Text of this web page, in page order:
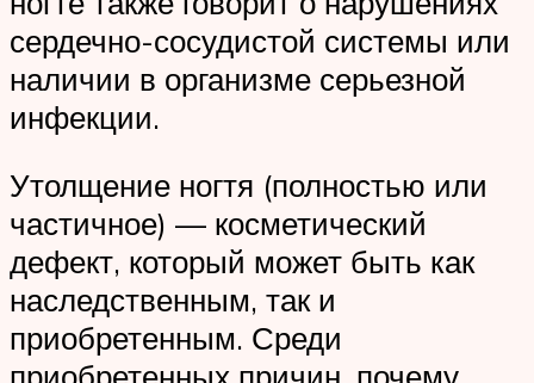
сердечно-сосудистой системы или
наличии в организме серьезной
инфекции.
Утолщение ногтя (полностью или
частичное) — косметический
дефект, который может быть как
наследственным, так и
приобретенным. Среди